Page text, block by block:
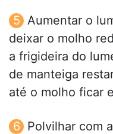
Aumentar o
deixar o molho
a frigideira do
de manteiga
até o molho ficar
Polvilhar com